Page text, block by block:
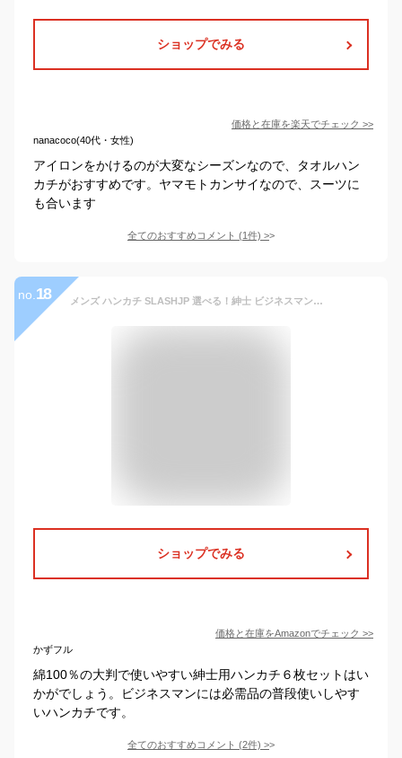
ショップでみる
価格と在庫を楽天でチェック >>
nanacoco(40代・女性)
アイロンをかけるのが大変なシーズンなので、タオルハン
カチがおすすめです。ヤマモトカンサイなので、スーツに
も合います
全てのおすすめコメント (1件) >
no. 18 メンズ ハンカチ SLASHJP 選べる！紳士 ビジネスマンハンカチ ガーゼハンカチ ギフト 通勤 ビジネス 結婚式 普段使いやすい 大判 綿100% 4枚/５枚/6枚セット (6枚Aセット)
ショップでみる
価格と在庫をAmazonでチェック >>
かずフル
綿100％の大判で使いやすい紳士用ハンカチ６枚セットはい
かがでしょう。ビジネスマンには必需品の普段使いしやす
いハンカチです。
全てのおすすめコメント (2件) >